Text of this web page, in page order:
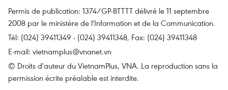
Permis de publication: 1374/GP-BTTTT délivré le 11 septembre
2008 par le ministère de l'Information et de la Communication.
Tél: (024) 39411349 - (024) 39411348, Fax: (024) 39411348
E-mail: vietnamplus@vnanet.vn
© Droits d'auteur du VietnamPlus, VNA. La reproduction sans la
permission écrite préalable est interdite.